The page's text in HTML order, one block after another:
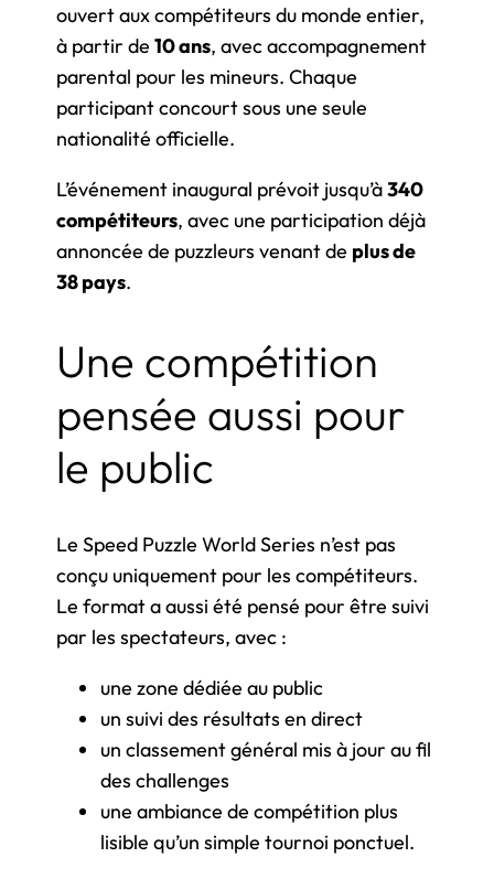
ouvert aux compétiteurs du monde entier,
à partir de 10 ans, avec accompagnement
parental pour les mineurs. Chaque
participant concourt sous une seule
nationalité officielle.
L’événement inaugural prévoit jusqu’à340
compétiteurs, avec une participation déjà
annoncée de puzzleurs venant de plus de
38 pays.
Une compétition
pensée aussi pour
le public
Le Speed Puzzle World Series n’est pas
conçu uniquement pour les compétiteurs.
Le format a aussi été pensé pour être suivi
par les spectateurs, avec :
une zone dédiée au public
un suivi des résultats en direct
un classement général mis à jour au fil
des challenges
une ambiance de compétition plus
lisible qu’un simple tournoi ponctuel.